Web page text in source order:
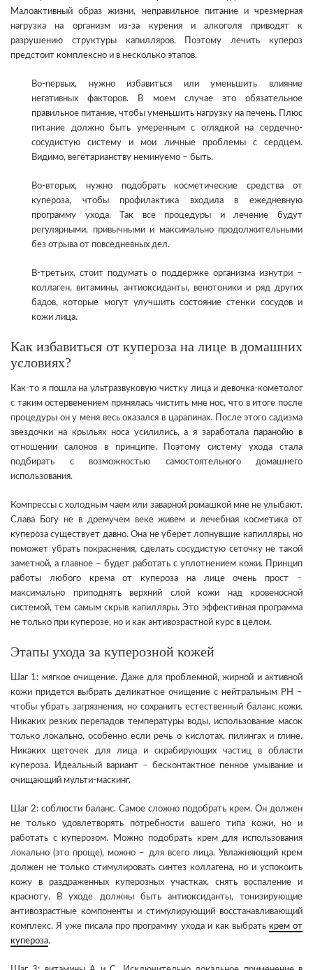
Малоактивный образ жизни, неправильное питание и чрезмерная
нагрузка на организм из-за курения и алкоголя приводят к
разрушению структуры капилляров. Поэтому лечить купероз
предстоит комплексно и в несколько этапов.
Во-первых, нужно избавиться или уменьшить влияние
негативных факторов. В моем случае это обязательное
правильное питание, чтобы уменьшить нагрузку на печень. Плюс
питание должно быть умеренным с оглядкой на сердечно-
сосудистую систему и мои личные проблемы с сердцем.
Видимо, вегетарианству неминуемо – быть.
Во-вторых, нужно подобрать косметические средства от
купероза, чтобы профилактика входила в ежедневную
программу ухода. Так все процедуры и лечение будут
регулярными, привычными и максимально продолжительными
без отрыва от повседневных дел.
В-третьих, стоит подумать о поддержке организма изнутри –
коллаген, витамины, антиоксиданты, венотоники и ряд других
бадов, которые могут улучшить состояние стенки сосудов и
кожи лица.
Как избавиться от купероза на лице в домашних
условиях?
Как-то я пошла на ультразвуковую чистку лица и девочка-кометолог
с таким остервенением принялась чистить мне нос, что в итоге после
процедуры он у меня весь оказался в царапинах. После этого садизма
звездочки на крыльях носа усилились, а я заработала паранойю в
отношении салонов в принципе. Поэтому систему ухода стала
подбирать с возможностью самостоятельного домашнего
использования.
Компрессы с холодным чаем или заварной ромашкой мне не улыбают.
Слава Богу не в дремучем веке живем и лечебная косметика от
купероза существует давно. Она не уберет лопнувшие капилляры, но
поможет убрать покраснения, сделать сосудистую сеточку не такой
заметной, а главное – будет работать с уплотнением кожи. Принцип
работы любого крема от купероза на лице очень прост –
максимально приподнять верхний слой кожи над кровеносной
системой, тем самым скрыв капилляры. Это эффективная программа
не только при куперозе, но и как антивозрастной курс в целом.
Этапы ухода за куперозной кожей
Шаг 1: мягкое очищение. Даже для проблемной, жирной и активной
кожи придется выбрать деликатное очищение с нейтральным PH –
чтобы убрать загрязнения, но сохранить естественный баланс кожи.
Никаких резких перепадов температуры воды, использование масок
только локально, особенно если речь о кислотах, пилингах и глине.
Никаких щеточек для лица и скрабирующих частиц в области
купероза. Идеальный вариант – бесконтактное пенное умывание и
очищающий мульти-маскинг.
Шаг 2: соблюсти баланс. Самое сложно подобрать крем. Он должен
не только удовлетворять потребности вашего типа кожи, но и
работать с куперозом. Можно подобрать крем для использования
локально (это проще), можно – для всего лица. Увлажняющий крем
должен не только стимулировать синтез коллагена, но и успокоить
кожу в раздраженных куперозных участках, снять воспаление и
красноту. В уходе должны быть антиоксиданты, тонизирующие
антивозрастные компоненты и стимулирующий восстанавливающий
комплекс. Я уже писала про программу ухода и как выбрать крем от
купероза.